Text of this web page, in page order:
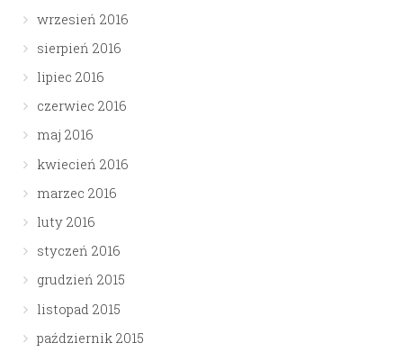
wrzesień 2016
sierpień 2016
lipiec 2016
czerwiec 2016
maj 2016
kwiecień 2016
marzec 2016
luty 2016
styczeń 2016
grudzień 2015
listopad 2015
październik 2015